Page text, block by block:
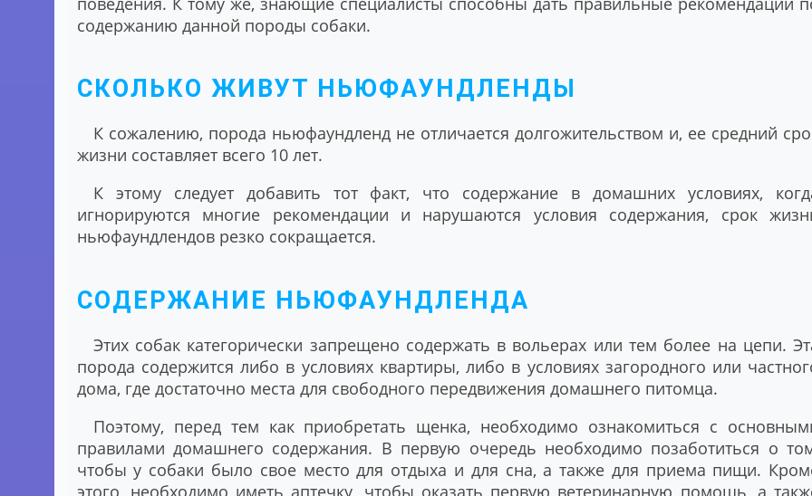
содержанию данной породы собаки.
СКОЛЬКО ЖИВУТ НЬЮФАУНДЛЕНДЫ
К сожалению, порода ньюфаундленд не отличается долгожительством и, ее средний
жизни составляет всего 10 лет.
К этому следует добавить тот факт, что содержание в домашних условиях,
игнорируются многие рекомендации и нарушаются условия содержания, срок
ньюфаундлендов резко сокращается.
СОДЕРЖАНИЕ НЬЮФАУНДЛЕНДА
Этих собак категорически запрещено содержать в вольерах или тем более на цепи.
порода содержится либо в условиях квартиры, либо в условиях загородного или
дома, где достаточно места для свободного передвижения домашнего питомца.
Поэтому, перед тем как приобретать щенка, необходимо ознакомиться с
правилами домашнего содержания. В первую очередь необходимо позаботиться о
чтобы у собаки было свое место для отдыха и для сна, а также для приема пищи.
этого, необходимо иметь аптечку, чтобы оказать первую ветеринарную помощь, а